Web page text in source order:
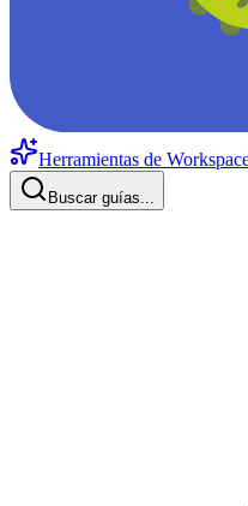
Herramientas de
Buscar guías...